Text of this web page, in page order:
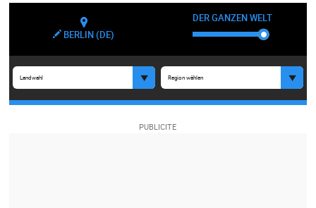
BERLIN (DE)
DER GANZEN WELT
Landwahl Region wählen